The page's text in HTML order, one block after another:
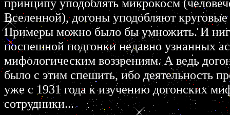
Вселенной), догоны уподобляют
Примеры можно было бы умножить. И
поспешной подгонки недавно узнанных
мифологическим воззрениям. А ведь
было с этим спешить, ибо деятельность
уже с 1931 года к изучению догонских
сотрудники...